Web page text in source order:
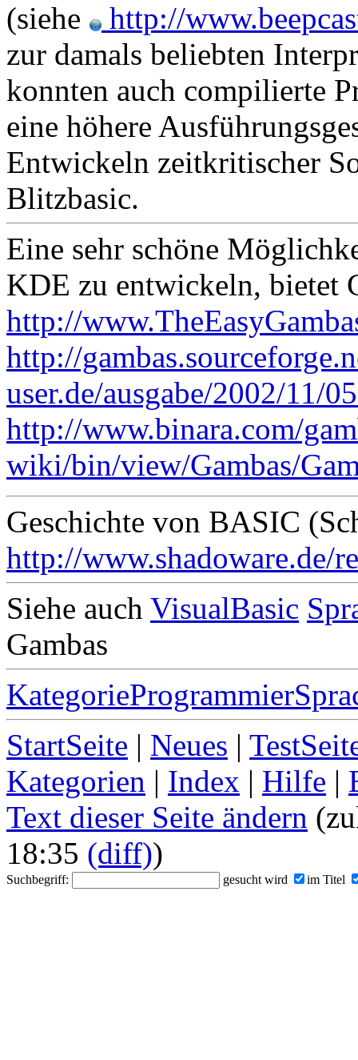
(siehe
http://
zur damals beliebten
konnten auch compilierte
eine höhere
Entwickeln zeitkritischer
Blitzbasic.
Eine sehr schöne
KDE zu entwickeln, bietet
http://
http://
user.de/ausgabe/2002/11/
http://www.binara.com/
wiki/bin/view/Gambas/
Geschichte von BASIC
http://www.shadoware.de/
Siehe auch VisualBasic
Gambas
StartSeite | Neues |
Kategorien | Index | Hilfe |
Text dieser Seite ändern
18:35 (diff))
Suchbegriff: gesucht wird im Titel